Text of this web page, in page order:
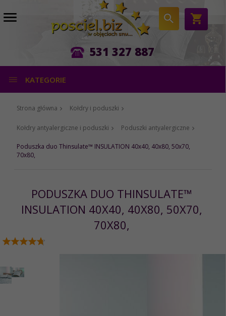
531 327 887
KATEGORIE
Strona główna Kołdry i poduszki
Kołdry antyalergiczne i poduszki Poduszki antyalergiczne
Poduszka duo Thinsulate™ INSULATION 40x40, 40x80, 50x70,
70x80,
PODUSZKA DUO THINSULATE™
INSULATION 40X40, 40X80, 50X70,
70X80,